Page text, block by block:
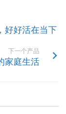
好好活在当下
下一个产品
家庭生活